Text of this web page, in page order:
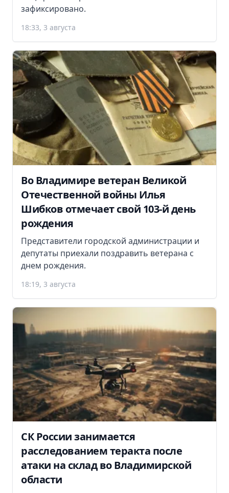
зафиксировано.
18:33, 3 августа
Во Владимире ветеран Великой
Отечественной войны Илья
Шибков отмечает свой 103-й день
рождения
Представители городской администрации и
депутаты приехали поздравить ветерана с
днем рождения.
18:19, 3 августа
СК России занимается
расследованием теракта после
атаки на склад во Владимирской
области